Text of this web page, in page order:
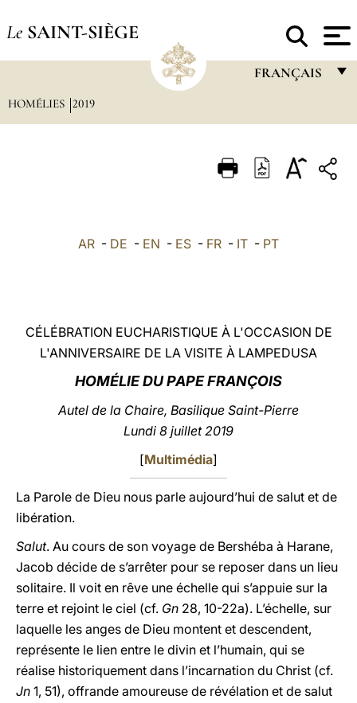
Le SAINT-SIÈGE
FRANÇAIS
ITALIANO
中文
LATINE
HOMÉLIES 2019
AR - DE - EN - ES - FR - IT - PT
CÉLÉBRATION EUCHARISTIQUE À L'OCCASION DE
L'ANNIVERSAIRE DE LA VISITE À LAMPEDUSA
HOMÉLIE DU PAPE FRANÇOIS
Autel de la Chaire, Basilique Saint-Pierre
Lundi 8 juillet 2019
[Multimédia]
La Parole de Dieu nous parle aujourd’hui de salut et de
libération.
Salut. Au cours de son voyage de Bershéba à Harane,
Jacob décide de s’arrêter pour se reposer dans un lieu
solitaire. Il voit en rêve une échelle qui s’appuie sur la
terre et rejoint le ciel (cf. Gn 28, 10-22a). L’échelle, sur
laquelle les anges de Dieu montent et descendent,
représente le lien entre le divin et l’humain, qui se
réalise historiquement dans l’incarnation du Christ (cf.
Jn 1, 51), offrande amoureuse de révélation et de salut